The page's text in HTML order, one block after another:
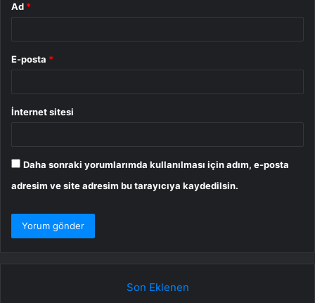
Ad *
E-posta *
İnternet sitesi
Daha sonraki yorumlarımda kullanılması için adım, e-posta
adresim ve site adresim bu tarayıcıya kaydedilsin.
Son Eklenen